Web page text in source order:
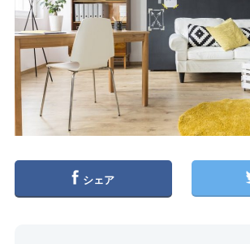
シェア